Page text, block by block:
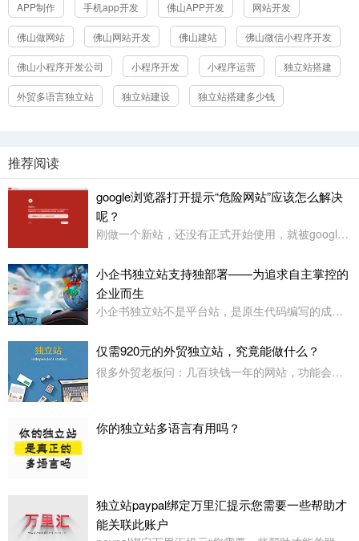
APP制作 手机app开发 佛山APP开发 网站开发
佛山做网站 佛山网站开发 佛山建站 佛山微信小程序开发
佛山小程序开发公司 小程序开发 小程序运营 独立站搭建
外贸多语言独立站 独立站建设 独立站搭建多少钱
推荐阅读
google浏览器打开提示“危险网站”应该怎么解决
呢？
刚做一个新站，还没有正式开始使用，就被google浏览器定义为“危险网站”了，其它浏览器没有任何提示或影响
小企书独立站支持独部署——为追求自主掌控的
企业而生
小企书独立站不是平台站，是原生代码编写的成品站。不依赖于任何第三方平台，所以是支持客户自行购买服务器，并把网站搭建在自己的服务器上使用！
仅需920元的外贸独立站，究竟能做什么？
很多外贸老板问：几百块钱一年的网站，功能会不会很简陋？小企书专业版本用实力告诉你：920元，足够打造一个专业级的外贸展示站。
你的独立站多语言有用吗？
独立站paypal绑定万里汇提示您需要一些帮助才
能关联此账户
立即提交